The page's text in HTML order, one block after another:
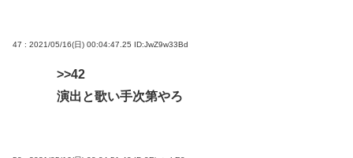
47 : 2021/05/16(日) 00:04:47.25 ID:JwZ9w33Bd
>>42
演出と歌い手次第やろ